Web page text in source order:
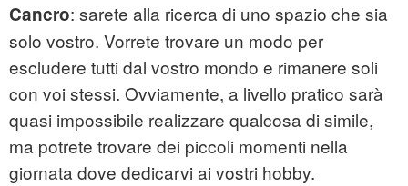
Cancro: sarete alla ricerca di uno spazio che sia
solo vostro. Vorrete trovare un modo per
escludere tutti dal vostro mondo e rimanere soli
con voi stessi. Ovviamente, a livello pratico sarà
quasi impossibile realizzare qualcosa di simile,
ma potrete trovare dei piccoli momenti nella
giornata dove dedicarvi ai vostri hobby.